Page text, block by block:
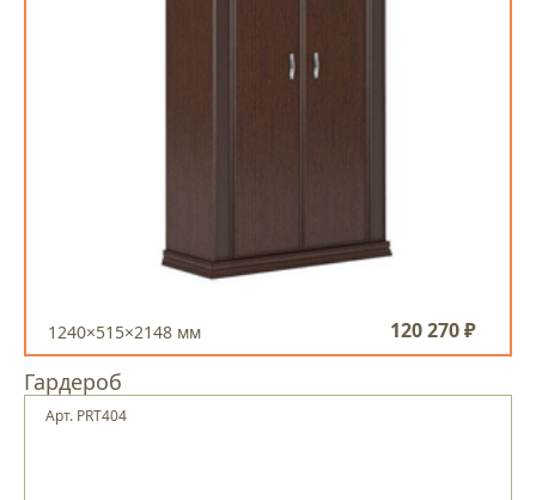
1240×515×2148 мм 120 270 ₽
Гардероб
Арт. PRT404